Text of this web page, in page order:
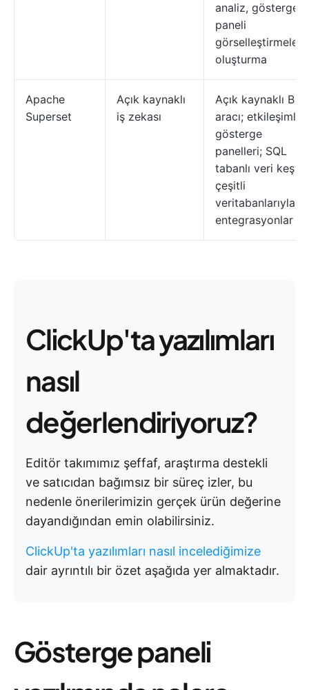
analiz, gösterge
paneli
görselleştirmeleri
oluşturma
Apache
Superset
Açık kaynaklı
iş zekası
Açık kaynaklı BI
aracı; etkileşimli
gösterge
panelleri; SQL
tabanlı veri keşfi;
çeşitli
veritabanlarıyla
entegrasyonlar
ClickUp'ta yazılımları
nasıl
değerlendiriyoruz?
Editör takımımız şeffaf, araştırma destekli
ve satıcıdan bağımsız bir süreç izler, bu
nedenle önerilerimizin gerçek ürün değerine
dayandığından emin olabilirsiniz.
ClickUp'ta yazılımları nasıl incelediğimize
dair ayrıntılı bir özet aşağıda yer almaktadır.
Gösterge paneli